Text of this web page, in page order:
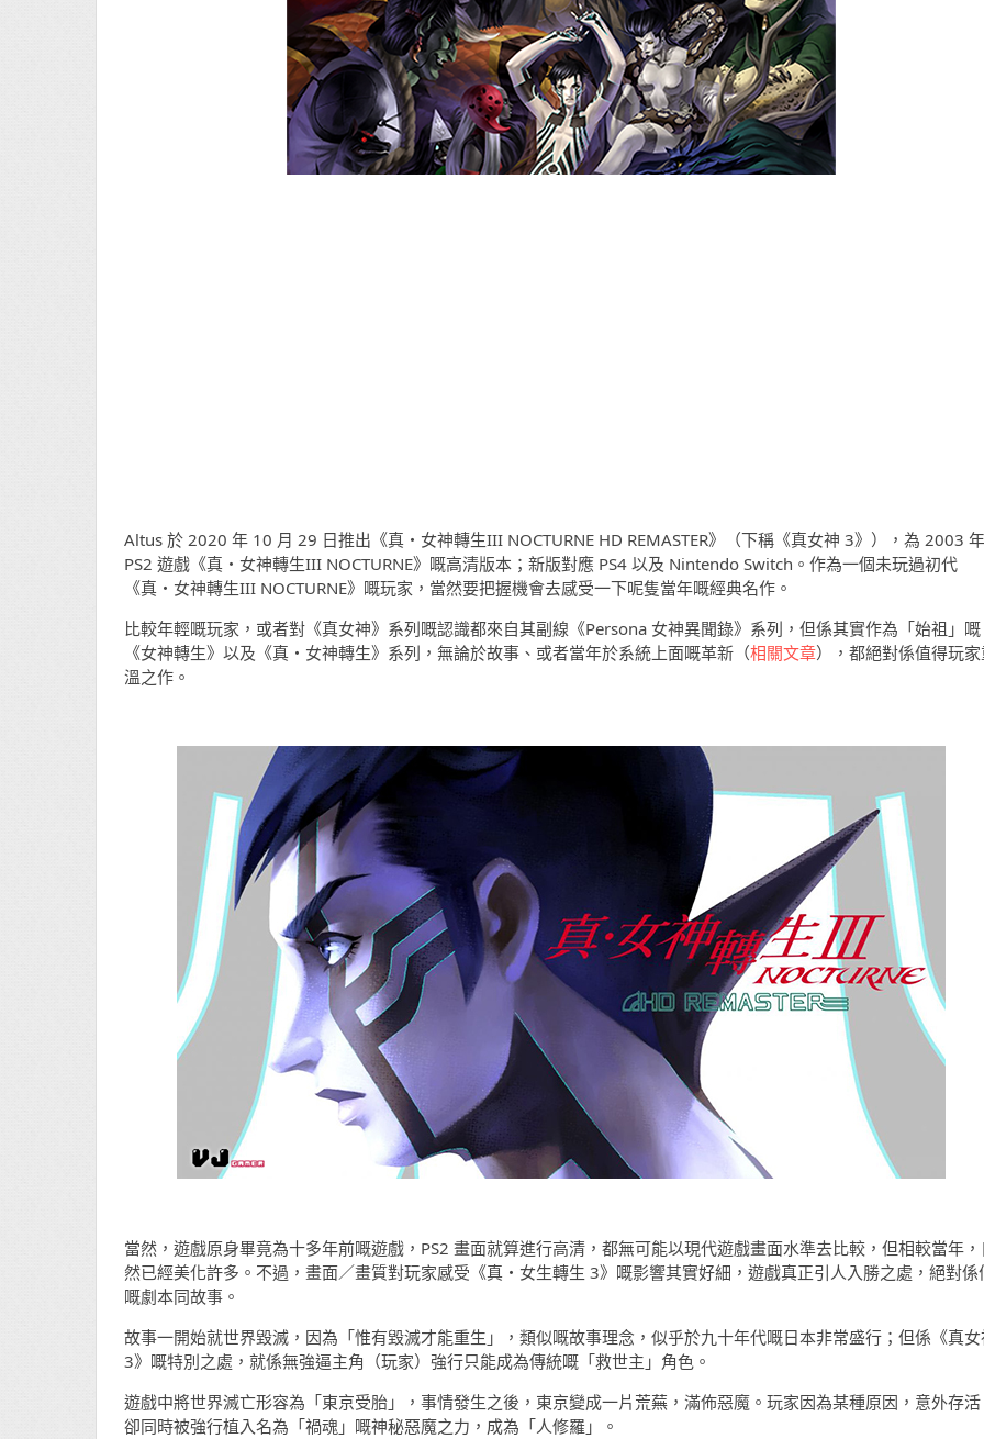
Altus 於 2020 年 10 月 29 日推出《真・女神轉生III NOCTURNE HD REMASTER》（下稱《真女神 3》），為 2003 年
PS2 遊戲《真・女神轉生III NOCTURNE》嘅高清版本；新版對應 PS4 以及 Nintendo Switch。作為一個未玩過初代
《真・女神轉生III NOCTURNE》嘅玩家，當然要把握機會去感受一下呢隻當年嘅經典名作。
比較年輕嘅玩家，或者對《真女神》系列嘅認識都來自其副線《Persona 女神異聞錄》系列，但係其實作為「始祖」嘅
《女神轉生》以及《真・女神轉生》系列，無論於故事、或者當年於系統上面嘅革新（相關文章），都絕對係值得玩
溫之作。
當然，遊戲原身畢竟為十多年前嘅遊戲，PS2 畫面就算進行高清，都無可能以現代遊戲畫面水準去比較，但相較當年
然已經美化許多。不過，畫面／畫質對玩家感受《真・女生轉生 3》嘅影響其實好細，遊戲真正引人入勝之處，絕對係
嘅劇本同故事。
故事一開始就世界毀滅，因為「惟有毀滅才能重生」，類似嘅故事理念，似乎於九十年代嘅日本非常盛行；但係《真
3》嘅特別之處，就係無強逼主角（玩家）強行只能成為傳統嘅「救世主」角色。
遊戲中將世界滅亡形容為「東京受胎」，事情發生之後，東京變成一片荒蕪，滿佈惡魔。玩家因為某種原因，意外存
卻同時被強行植入名為「禍魂」嘅神秘惡魔之力，成為「人修羅」。